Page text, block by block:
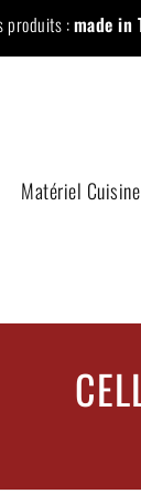
produits :made in
Matériel Cuisine